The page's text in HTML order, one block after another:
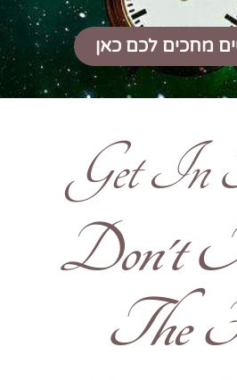
מחכים לכם כאן
Get In
!Don't
The